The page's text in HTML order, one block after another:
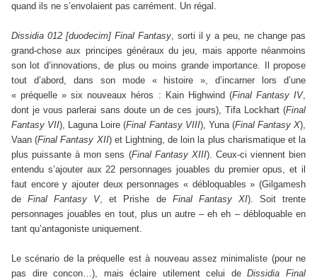
quand ils ne s’envolaient pas carrément. Un régal.
Dissidia 012 [duodecim] Final Fantasy, sorti il y a peu, ne change pas
grand-chose aux principes généraux du jeu, mais apporte néanmoins
son lot d’innovations, de plus ou moins grande importance. Il propose
tout d’abord, dans son mode « histoire », d’incarner lors d’une
« préquelle » six nouveaux héros : Kain Highwind (Final Fantasy IV,
dont je vous parlerai sans doute un de ces jours), Tifa Lockhart (Final
Fantasy VII), Laguna Loire (Final Fantasy VIII), Yuna (Final Fantasy X),
Vaan (Final Fantasy XII) et Lightning, de loin la plus charismatique et la
plus puissante à mon sens (Final Fantasy XIII). Ceux-ci viennent bien
entendu s’ajouter aux 22 personnages jouables du premier opus, et il
faut encore y ajouter deux personnages « débloquables » (Gilgamesh
deFinal Fantasy V, et Prishe de Final Fantasy XI). Soit trente
personnages jouables en tout, plus un autre – eh eh – débloquable en
tant qu’antagoniste uniquement.
Le scénario de la préquelle est à nouveau assez minimaliste (pour ne
pas dire concon…), mais éclaire utilement celui deDissidia Final